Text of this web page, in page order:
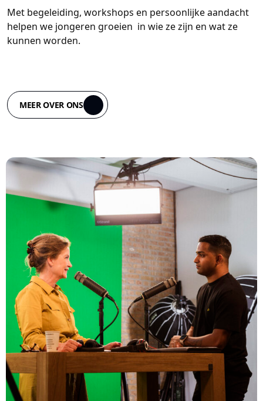
Met begeleiding, workshops en persoonlijke aandacht
helpen we jongeren groeien in wie ze zijn en wat ze
kunnen worden.
MEER OVER ONS